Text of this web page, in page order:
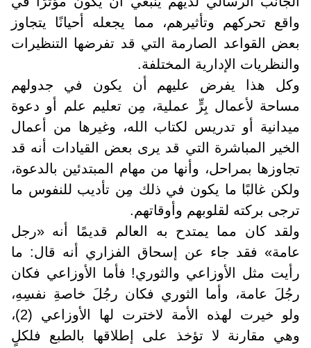
واقع تحركهم وتأثيرهم، مما يجعله أحيانًا يتجاوز
بعض القواعد الصارمة التي قد تفرضها التنظيرات
والنظريات الإدارية المختلفة.
وكل هذا يفرض عليهم أن يكون في جدولهم
مساحة لأعمال بِرٍّ عملية، مِن تعليم علم أو دعوة
ميدانية أو تدريس لكتاب الله، وغيرها من أعمال
الخير المباشرة التي قد يرى بعض القيادات أنه قد
تجاوزها بمراحل، وأنها من مهام المبتدئين بالدعوة،
ولكن غالبًا ما يكون في ذلك مِن تأديب للنفوس ما
ترجى بركته لقلوبهم وأوقاتهم.
ولقد كان مما يمتدح به العالم قديمًا أنه «رجل
عامة» فقد جاء عن إسحاق الفزاري أنه قال: ما
رأيت مثل الأوزاعي والثوري! فأما الأوزاعي فكان
رجُلَ عامة، وأما الثوري فكان رجُلَ خاصةِ نفسِهِ،
ولو خيرت لهذه الأمة لاخترت لها الأوزاعي (2)،
وهي مقارنة لا تؤخذ على إطلاقها بالطبع فلكلٍ